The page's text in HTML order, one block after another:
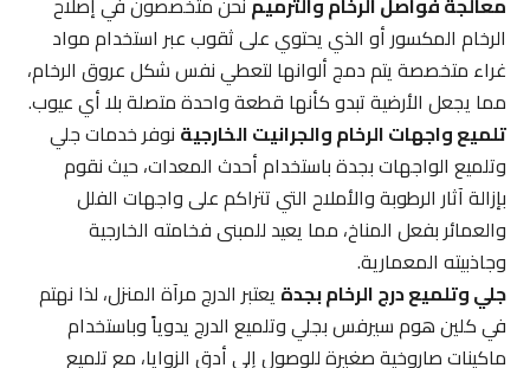
الرخام المكسور أو الذي يحتوي على ثقوب عبر استخدام مواد
غراء متخصصة يتم دمج ألوانها لتعطي نفس شكل عروق الرخام،
مما يجعل الأرضية تبدو كأنها قطعة واحدة متصلة بلا أي عيوب.
تلميع واجهات الرخام والجرانيت الخارجيةنوفر خدمات جلي
وتلميع الواجهات بجدة باستخدام أحدث المعدات، حيث نقوم
بإزالة آثار الرطوبة والأملاح التي تتراكم على واجهات الفلل
والعمائر بفعل المناخ، مما يعيد للمبنى فخامته الخارجية
وجاذبيته المعمارية.
جلي وتلميع درج الرخام بجدةيعتبر الدرج مرآة المنزل، لذا نهتم
في كلين هوم سيرفس بجلي وتلميع الدرج يدوياً وباستخدام
ماكينات صاروخية صغيرة للوصول إلى أدق الزوايا، مع تلميع